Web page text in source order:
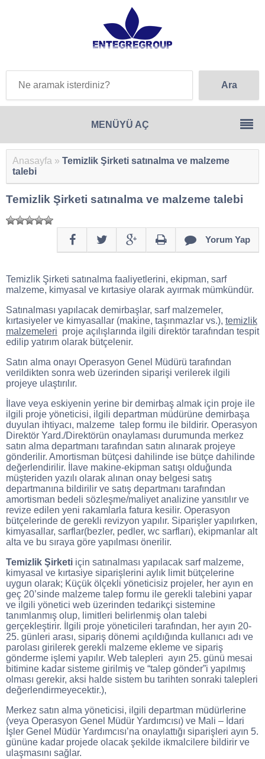
Anasayfa » Temizlik Şirketi satınalma ve malzeme
talebi
Temizlik Şirketi satınalma ve malzeme talebi
Yorum Yap
Temizlik Şirketi satınalma faaliyetlerini, ekipman, sarf
malzeme, kimyasal ve kırtasiye olarak ayırmak mümkündür.
Satınalması yapılacak demirbaşlar, sarf malzemeler,
kırtasiyeler ve kimyasallar (makine, taşınmazlar vs.), temizlik
malzemeleri proje açılışlarında ilgili direktör tarafından tespit
edilip yatırım olarak bütçelenir.
Satın alma onayı Operasyon Genel Müdürü tarafından
verildikten sonra web üzerinden siparişi verilerek ilgili
projeye ulaştırılır.
İlave veya eskiyenin yerine bir demirbaş almak için proje ile
ilgili proje yöneticisi, ilgili departman müdürüne demirbaşa
duyulan ihtiyacı, malzeme talep formu ile bildirir. Operasyon
Direktör Yard./Direktörün onaylaması durumunda merkez
satın alma departmanı tarafından satın alınarak projeye
gönderilir. Amortisman bütçesi dahilinde ise bütçe dahilinde
değerlendirilir. İlave makine-ekipman satışı olduğunda
müşteriden yazılı olarak alınan onay belgesi satış
departmanına bildirilir ve satış departmanı tarafından
amortisman bedeli sözleşme/maliyet analizine yansıtılır ve
revize edilen yeni rakamlarla fatura kesilir. Operasyon
bütçelerinde de gerekli revizyon yapılır. Siparişler yapılırken,
kimyasallar, sarflar(bezler, pedler, wc sarfları), ekipmanlar alt
alta ve bu sıraya göre yapılması önerilir.
Temizlik Şirketi için satınalması yapılacak sarf malzeme,
kimyasal ve kırtasiye siparişlerini aylık limit bütçelerine
uygun olarak; Küçük ölçekli yöneticisiz projeler, her ayın en
geç 20’sinde malzeme talep formu ile gerekli talebini yapar
ve ilgili yönetici web üzerinden tedarikçi sistemine
tanımlanmış olup, limitleri belirlenmiş olan talebi
gerçekleştirir. İlgili proje yöneticileri tarafından, her ayın 20-
25. günleri arası, sipariş dönemi açıldığında kullanıcı adı ve
parolası girilerek gerekli malzeme ekleme ve sipariş
gönderme işlemi yapılır. Web talepleri ayın 25. günü mesai
bitimine kadar sisteme girilmiş ve “talep gönder”i yapılmış
olması gerekir, aksi halde sistem bu tarihten sonraki talepleri
değerlendirmeyecektir.),
Merkez satın alma yöneticisi, ilgili departman müdürlerine
(veya Operasyon Genel Müdür Yardımcısı) ve Mali – İdari
İşler Genel Müdür Yardımcısı’na onaylattığı siparişleri ayın 5.
gününe kadar projede olacak şekilde ikmalcilere bildirir ve
ulaşmasını sağlar.